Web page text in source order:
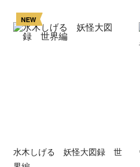
NEW
水木しげる 妖怪大図録 世